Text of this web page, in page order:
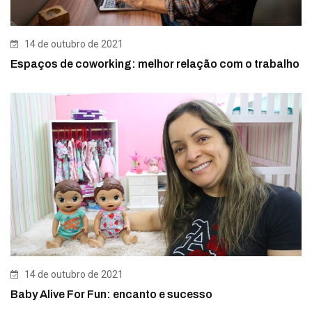
14 de outubro de 2021
Espaços de coworking: melhor relação com o trabalho
14 de outubro de 2021
Baby Alive For Fun: encanto e sucesso